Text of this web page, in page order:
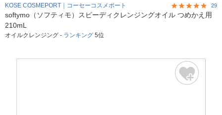
KOSE COSMEPORT｜コーセーコスメポート 29
softymo（ソフティモ）スピーディクレンジングオイル つめかえ用
210mL
オイルクレンジング - ランキング 5位